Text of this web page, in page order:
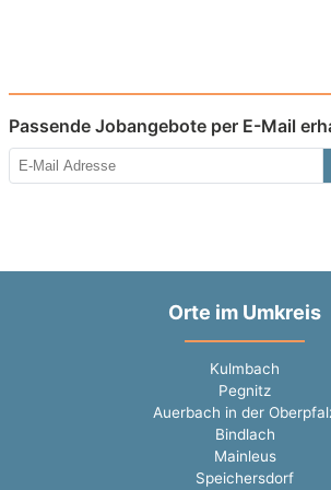
Passende Jobangebote per E-Mail
Orte im Umkreis
Kulmbach
Pegnitz
Auerbach in der
Bindlach
Mainleus
Speichersdorf